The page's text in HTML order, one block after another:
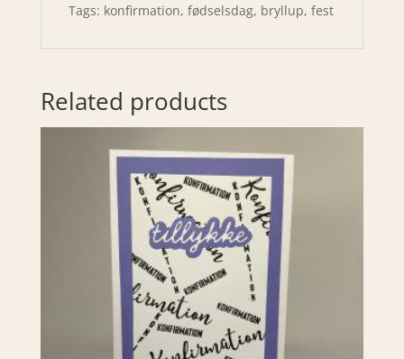
Tags: konfirmation, fødselsdag, bryllup, fest
Related products